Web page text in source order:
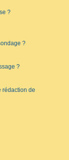
?
?
?
rédaction de